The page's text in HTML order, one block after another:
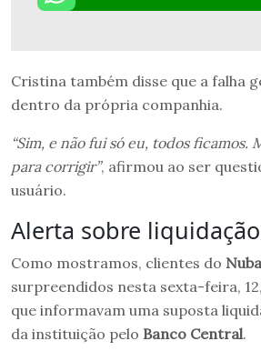
Cristina também disse que a falha
dentro da própria companhia.
“Sim, e não fui só eu, todos ficamos.
para corrigir”, afirmou ao ser
usuário.
Alerta sobre liquidação
Como mostramos, clientes do
surpreendidos nesta sexta-feira,
que informavam uma suposta
da instituição pelo Banco Central.